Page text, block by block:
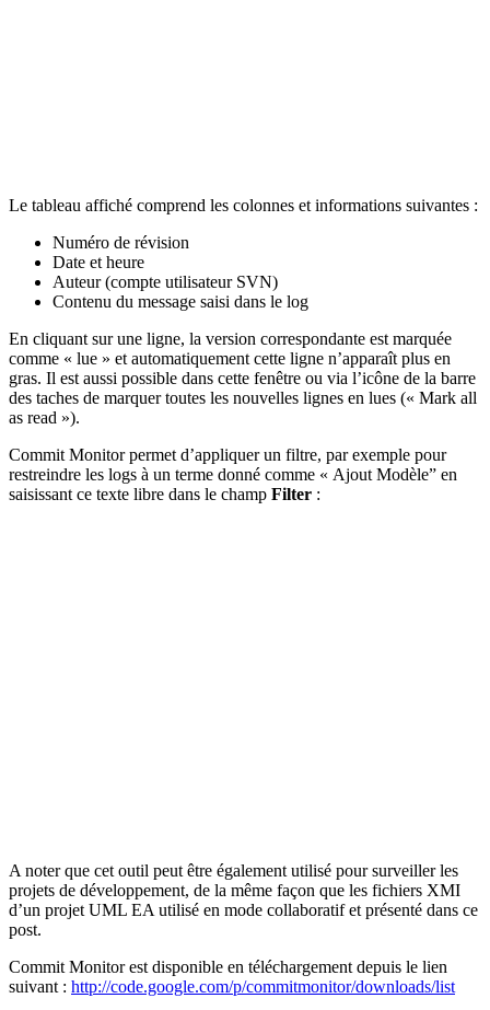
Le tableau affiché comprend les colonnes et informations suivantes :
Numéro de révision
Date et heure
Auteur (compte utilisateur SVN)
Contenu du message saisi dans le log
En cliquant sur une ligne, la version correspondante est marquée
comme « lue » et automatiquement cette ligne n’apparaît plus en
gras. Il est aussi possible dans cette fenêtre ou via l’icône de la barre
des taches de marquer toutes les nouvelles lignes en lues (« Mark all
as read »).
Commit Monitor permet d’appliquer un filtre, par exemple pour
restreindre les logs à un terme donné comme « Ajout Modèle” en
saisissant ce texte libre dans le champ Filter :
A noter que cet outil peut être également utilisé pour surveiller les
projets de développement, de la même façon que les fichiers XMI
d’un projet UML EA utilisé en mode collaboratif et présenté dans ce
post.
Commit Monitor est disponible en téléchargement depuis le lien
suivant : http://code.google.com/p/commitmonitor/downloads/list